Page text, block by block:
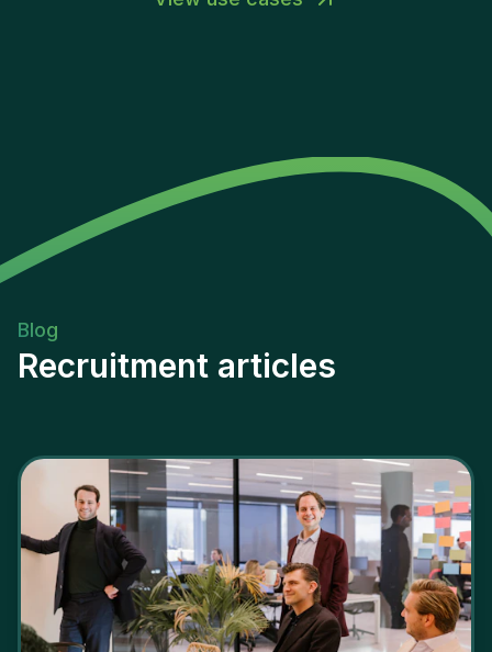
Blog
Recruitment articles